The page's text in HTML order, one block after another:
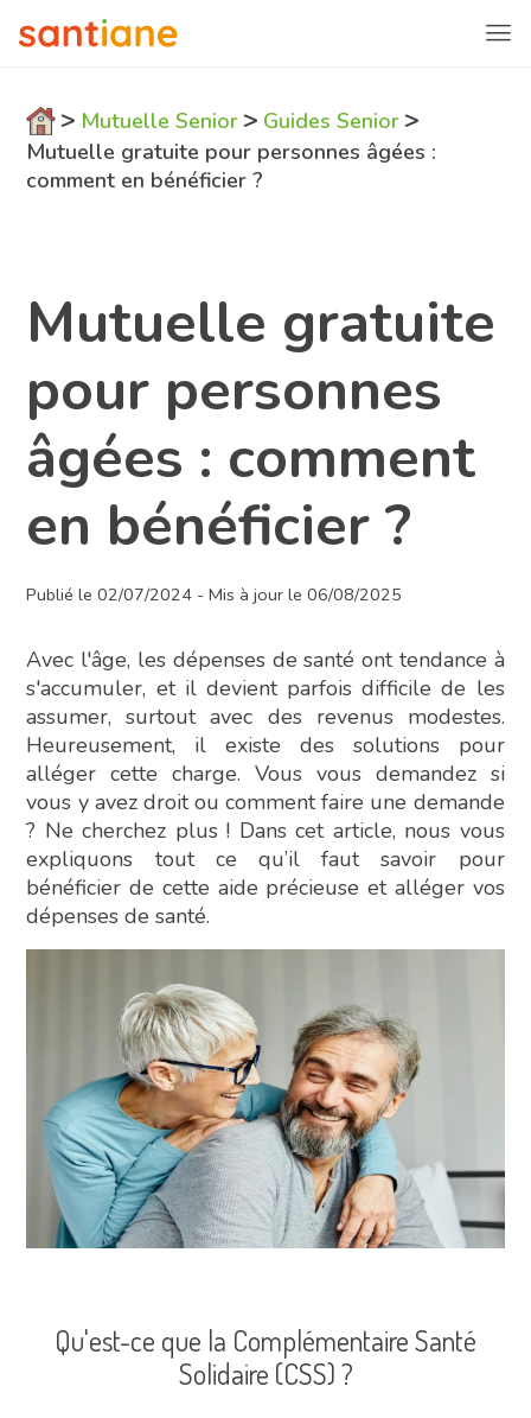
> Mutuelle Senior> Guides Senior>
Mutuelle gratuite pour personnes âgées :
comment en bénéficier ?
Mutuelle gratuite
pour personnes
âgées : comment
en bénéficier ?
Publié le 02/07/2024 - Mis à jour le 06/08/2025
Avec l'âge, les dépenses de santé ont tendance à
s'accumuler, et il devient parfois difficile de les
assumer, surtout avec des revenus modestes.
Heureusement, il existe des solutions pour
alléger cette charge. Vous vous demandez si
vous y avez droit ou comment faire une demande
? Ne cherchez plus ! Dans cet article, nous vous
expliquons tout ce qu’il faut savoir pour
bénéficier de cette aide précieuse et alléger vos
dépenses de santé.
Qu'est-ce que la Complémentaire Santé
Solidaire (CSS) ?